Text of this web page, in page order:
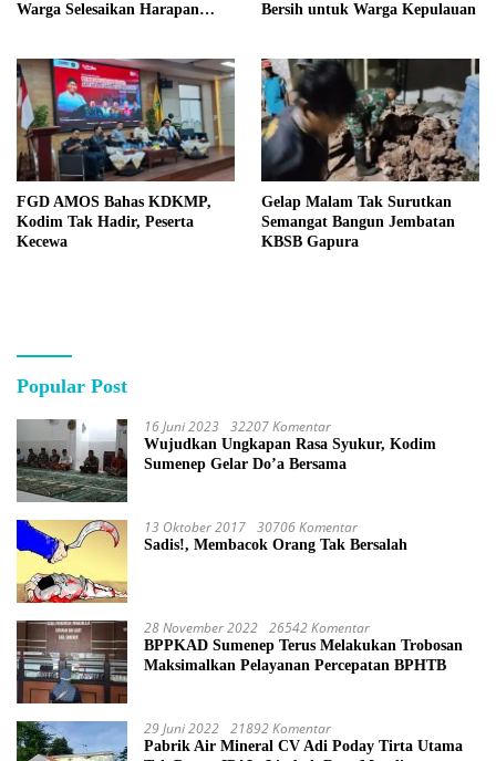
Warga Selesaikan Harapan
Bersih untuk Warga Kepulauan
FGD AMOS Bahas KDKMP,
Kodim Tak Hadir, Peserta
Kecewa
Gelap Malam Tak Surutkan
Semangat Bangun Jembatan
KBSB Gapura
Popular Post
16 Juni 2023 32207 Komentar
Wujudkan Ungkapan Rasa Syukur, Kodim
Sumenep Gelar Do’a Bersama
13 Oktober 2017 30706 Komentar
Sadis!, Membacok Orang Tak Bersalah
28 November 2022 26542 Komentar
BPPKAD Sumenep Terus Melakukan Trobosan
Maksimalkan Pelayanan Percepatan BPHTB
29 Juni 2022 21892 Komentar
Pabrik Air Mineral CV Adi Poday Tirta Utama